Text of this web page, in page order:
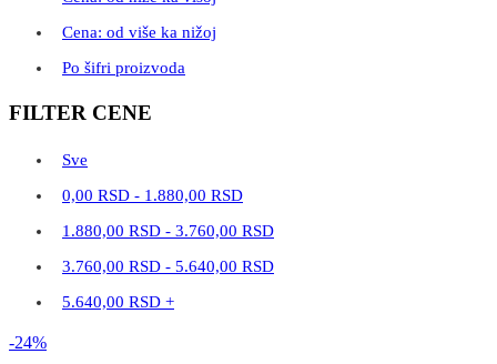
Cena: od više ka nižoj
Po šifri proizvoda
FILTER CENE
Sve
0,00 RSD - 1.880,00 RSD
1.880,00 RSD - 3.760,00 RSD
3.760,00 RSD - 5.640,00 RSD
5.640,00 RSD +
-24%